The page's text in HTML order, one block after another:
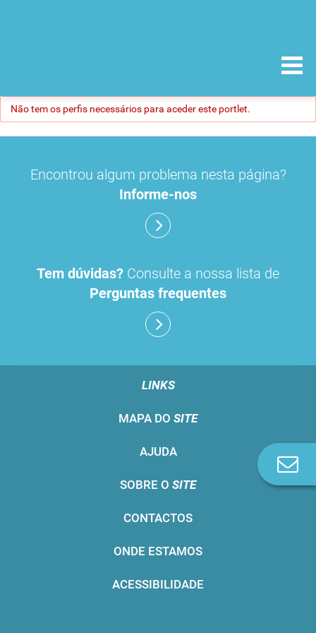
Não tem os perfis necessários para aceder este portlet.
Encontrou algum problema nesta página?
Informe-nos
Tem dúvidas? Consulte a nossa lista de
Perguntas frequentes
LINKS
MAPA DO SITE
AJUDA
SOBRE O SITE
CONTACTOS
ONDE ESTAMOS
ACESSIBILIDADE